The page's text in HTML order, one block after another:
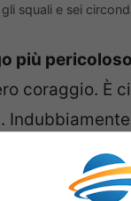
squali e sei
più
coraggio. È